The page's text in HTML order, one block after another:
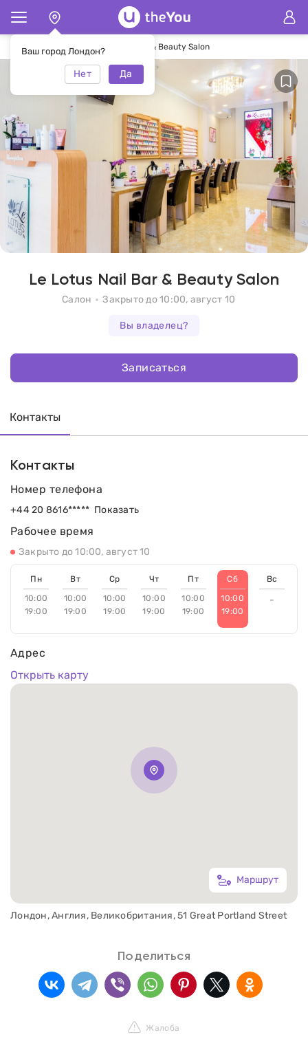
Ваш город Лондон?
Нет Да
Главная Салон Le Lotus Nail Bar & Beauty Salon
Le Lotus Nail Bar & Beauty Salon
Салон Закрыто до 10:00, август 10
Вы владелец?
Записаться
Контакты
Контакты
Маршрут
Лондон, Англия, Великобритания, 51 Great Portland Street
Адрес
Открыть карту
Рабочее время
Закрыто до 10:00, август 10
Пн
10:00
19:00
Вт
10:00
19:00
Ср
10:00
19:00
Чт
10:00
19:00
Пт
10:00
19:00
Сб
10:00
19:00
Вс
-
Номер телефона
+44 20 8616***** Показать
Поделиться
Жалоба